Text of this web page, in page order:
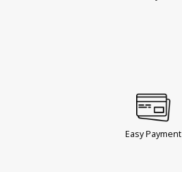
Easy Payment